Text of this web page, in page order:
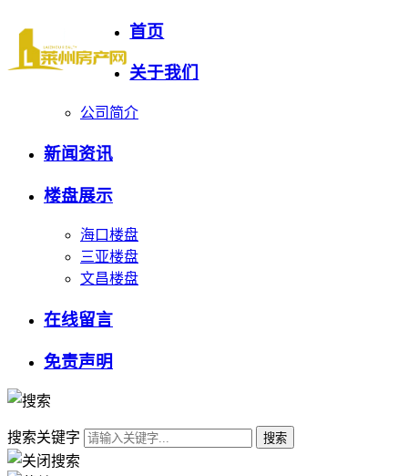
首页
关于我们
公司简介
新闻资讯
楼盘展示
海口楼盘
三亚楼盘
文昌楼盘
在线留言
免责声明
搜索关键字